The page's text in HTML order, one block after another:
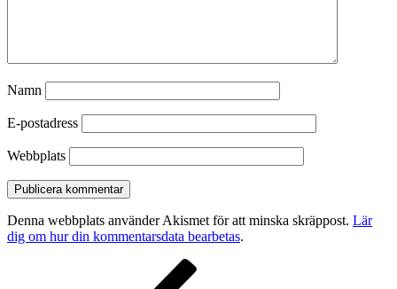
Namn
E-postadress
Webbplats
Denna webbplats använder Akismet för att minska skräppost. Lär
dig om hur din kommentarsdata bearbetas.
Inläggsnavigering